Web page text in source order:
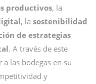
productivos, la
, la sostenibilidad
de estrategias
. A través de este
las bodegas en su
y